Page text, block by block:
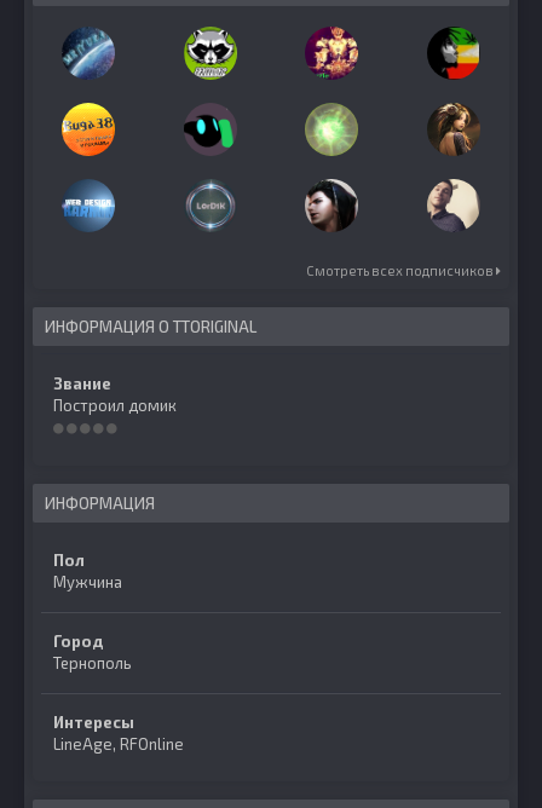
Смотреть всех подписчиков
ИНФОРМАЦИЯ О TTORIGINAL
Звание
Построил домик
ИНФОРМАЦИЯ
Пол
Мужчина
Город
Тернополь
Интересы
LineAge, RFOnline